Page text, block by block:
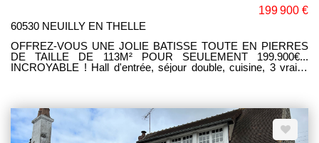
199 900 €
60530 NEUILLY EN THELLE
OFFREZ-VOUS UNE JOLIE BATISSE TOUTE EN PIERRES
DE TAILLE DE 113M² POUR SEULEMENT 199.900€...
INCROYABLE ! Hall d'entrée, séjour double, cuisine, 3 vraies
Corinne LEFEVRE (E.I) RSAC 980.775.340. CIMPIEGNE. Tél.
06.47.93.23.64.